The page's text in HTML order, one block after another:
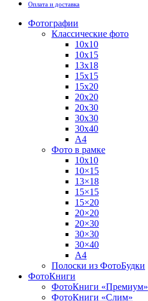
Оплата и доставка
Фотографии
Классические фото
10х10
10х15
13х18
15х15
15х20
20х20
20х30
30х30
30х40
А4
Фото в рамке
10х10
10×15
13×18
15×15
15×20
20×20
20×30
30×30
30×40
A4
Полоски из ФотоБудки
ФотоКниги
ФотоКниги «Премиум»
ФотоКниги «Слим»